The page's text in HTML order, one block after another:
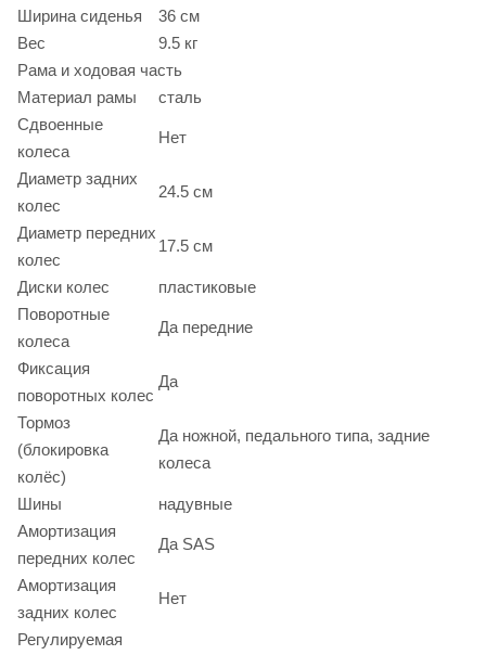
Ширина сиденья
36 см
Вес
9.5 кг
Рама и ходовая часть
Материал рамы
сталь
Сдвоенные
колеса
Нет
Диаметр задних
колес
24.5 см
Диаметр передних
колес
17.5 см
Диски колес
пластиковые
Поворотные
колеса
Да передние
Фиксация
поворотных колес
Да
Тормоз
(блокировка
колёс)
Да ножной, педального типа, задние
колеса
Шины
надувные
Амортизация
передних колес
Да SAS
Амортизация
задних колес
Нет
Регулируемая